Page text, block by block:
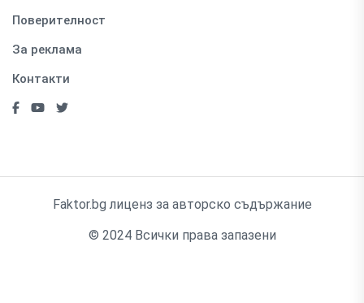
Поверителност
За реклама
Контакти
Faktor.bg лиценз за авторско съдържание
© 2024 Всички права запазени